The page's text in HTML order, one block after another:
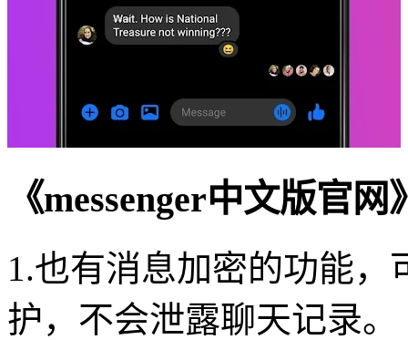
《messenger中文版官
1.也有消息加密的功能
护，不会泄露聊天记录。